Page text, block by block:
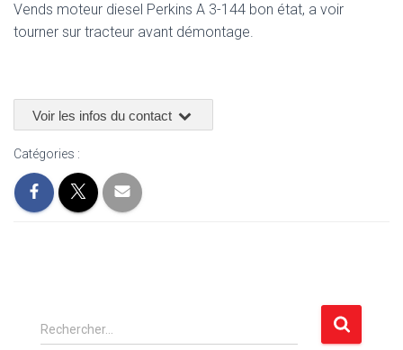
Vends moteur diesel Perkins A 3-144 bon état, a voir
tourner sur tracteur avant démontage.
Voir les infos du contact
Catégories :
R
e
Rechercher…